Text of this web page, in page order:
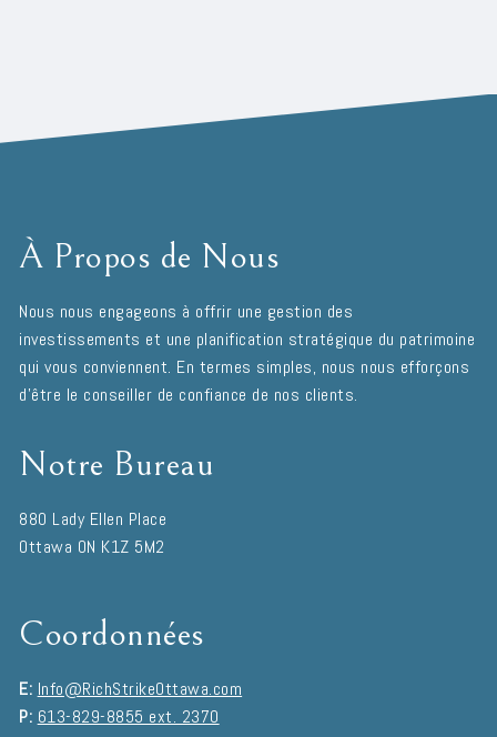
À Propos de Nous
Nous nous engageons à offrir une gestion des
investissements et une planification stratégique du patrimoine
qui vous conviennent. En termes simples, nous nous efforçons
d'être le conseiller de confiance de nos clients.
Notre Bureau
880 Lady Ellen Place
Ottawa ON K1Z 5M2
Coordonnées
E: Info@RichStrikeOttawa.com
P: 613-829-8855 ext. 2370